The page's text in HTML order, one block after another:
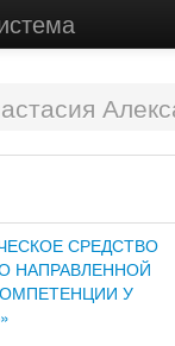
СРЕДСТВО
НАПРАВЛЕННОЙ
У